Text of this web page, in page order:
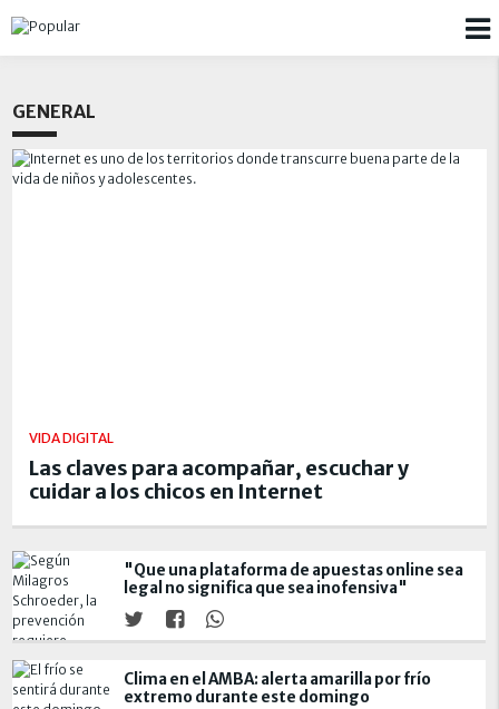
GENERAL
VIDA DIGITAL
Las claves para acompañar, escuchar y
cuidar a los chicos en Internet
"Que una plataforma de apuestas online sea
legal no significa que sea inofensiva"
Clima en el AMBA: alerta amarilla por frío
extremo durante este domingo